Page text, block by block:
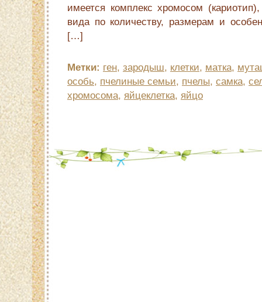
имеется комплекс хромосом
вида по количеству, размерам и
[…]
Метки: ген, зародыш, клетки, матка,
особь, пчелиные семьи, пчелы, самка,
хромосома, яйцеклетка, яйцо